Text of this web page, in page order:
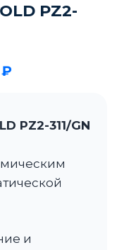
PZ2-
₽
PZ2-311/GN
и